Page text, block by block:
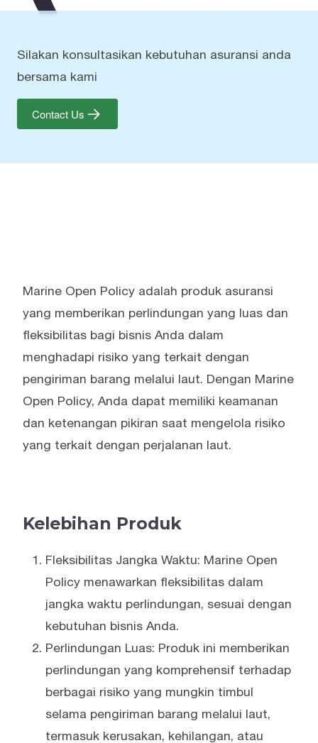
Silakan konsultasikan kebutuhan asuransi anda
bersama kami
Contact Us
Marine Open Policy adalah produk asuransi
yang memberikan perlindungan yang luas dan
fleksibilitas bagi bisnis Anda dalam
menghadapi risiko yang terkait dengan
pengiriman barang melalui laut. Dengan Marine
Open Policy, Anda dapat memiliki keamanan
dan ketenangan pikiran saat mengelola risiko
yang terkait dengan perjalanan laut.
Kelebihan Produk
Fleksibilitas Jangka Waktu: Marine Open
Policy menawarkan fleksibilitas dalam
jangka waktu perlindungan, sesuai dengan
kebutuhan bisnis Anda.
Perlindungan Luas: Produk ini memberikan
perlindungan yang komprehensif terhadap
berbagai risiko yang mungkin timbul
selama pengiriman barang melalui laut,
termasuk kerusakan, kehilangan, atau